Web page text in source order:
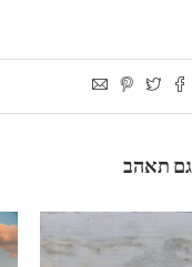
גם תאהב